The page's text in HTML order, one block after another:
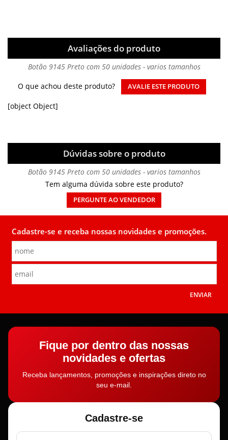
Avaliações do produto
Botão 9145 Preto com 50 unidades - varios tamanhos
O que achou deste produto?
AVALIE ESTE PRODUTO
[object Object]
Dúvidas sobre o produto
Botão 9145 Preto com 50 unidades - varios tamanhos
Tem alguma dúvida sobre este produto?
PERGUNTE AO VENDEDOR
Cadastre-se e receba nossas novidades e promoções.
ENVIAR
Fique por dentro das nossas
novidades e ofertas
Receba lançamentos, promoções e inspirações direto no
seu e-mail.
Cadastre-se
Nome